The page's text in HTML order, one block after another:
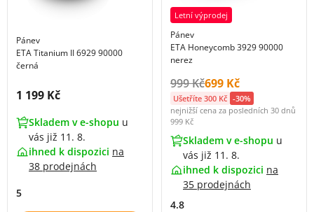
Pánev
ETA Titanium II 6929 90000
černá
Cena s DPH:
1 199 Kč
Skladem v e-shopu u
vás již 11. 8.
ihned k dispozici na
38 prodejnách
5
Letní výprodej
Pánev
ETA Honeycomb 3929 90000
nerez
Původní cena s DPH:
999 KčCena s DPH:
699 Kč
Ušetříte 300 Kč -30%
nejnižší cena za posledních 30 dnů
999 Kč
Skladem v e-shopu u
vás již 11. 8.
ihned k dispozici na
35 prodejnách
4.8